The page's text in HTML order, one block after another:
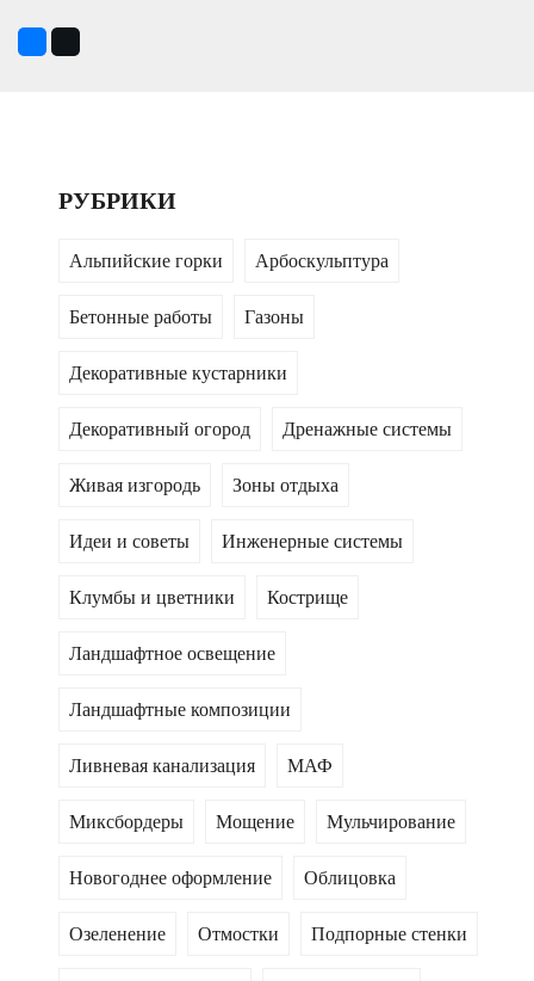
РУБРИКИ
Альпийские горки Арбоскульптура
Бетонные работы Газоны
Декоративные кустарники
Декоративный огород Дренажные системы
Живая изгородь Зоны отдыха
Идеи и советы Инженерные системы
Клумбы и цветники Кострище
Ландшафтное освещение
Ландшафтные композиции
Ливневая канализация МАФ
Миксбордеры Мощение Мульчирование
Новогоднее оформление Облицовка
Озеленение Отмостки Подпорные стенки